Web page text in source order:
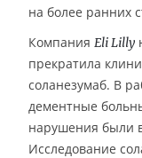
на более ранних
Компания Eli Lilly
прекратила
соланезумаб. В
дементные
нарушения были
Исследование